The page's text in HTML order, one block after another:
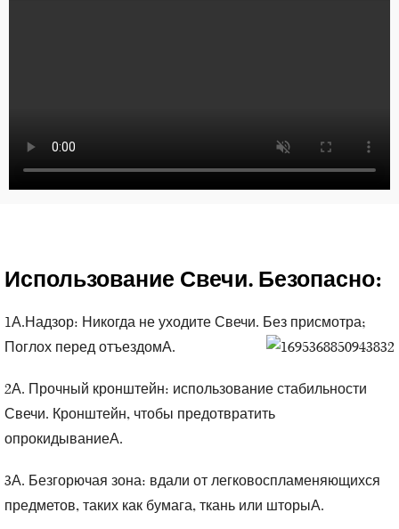
Использование Свечи. Безопасно:
1А.Надзор: Никогда не уходите Свечи. Без присмотра;
Поглох перед отъездомА.
2А. Прочный кронштейн: использование стабильности
Свечи. Кронштейн, чтобы предотвратить
опрокидываниеА.
3А. Безгорючая зона: вдали от легковоспламеняющихся
предметов, таких как бумага, ткань или шторыА.